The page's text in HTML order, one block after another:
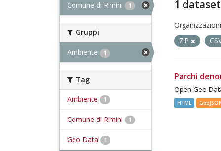
Comune di Rimini 1
Gruppi
Ambiente 1
Tag
Ambiente 1
Comune di Rimini 1
Geo Data 1
1
ZIP
Parchi
Open Geo
HTML